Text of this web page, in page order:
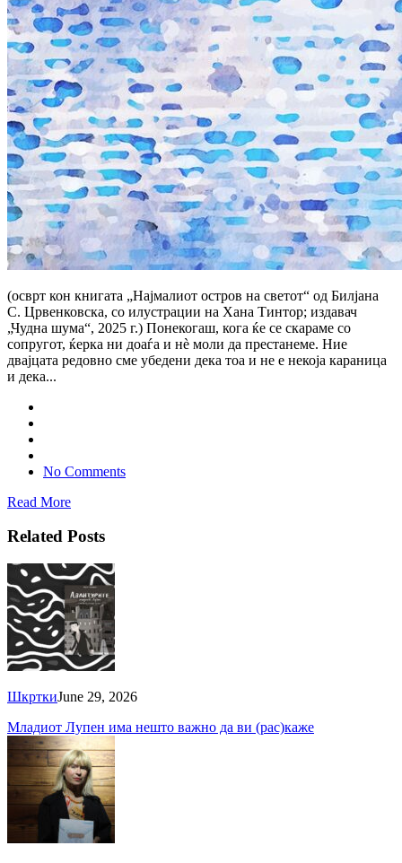
(осврт кон книгата „Најмалиот остров на светот“ од Билјана
С. Црвенковска, со илустрации на Хана Тинтор; издавач
„Чудна шума“, 2025 г.) Понекогаш, кога ќе се скараме со
сопругот, ќерка ни доаѓа и нè моли да престанеме. Ние
двајцата редовно сме убедени дека тоа и не е некоја караница
и дека...
No Comments
Read More
Related Posts
ШкрткиJune 29, 2026
Младиот Лупен има нешто важно да ви (рас)каже